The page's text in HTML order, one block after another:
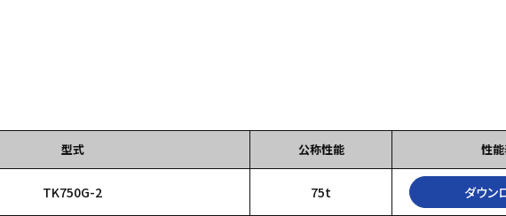
型式 公称性能 性
TK750G-2 75t ダウン